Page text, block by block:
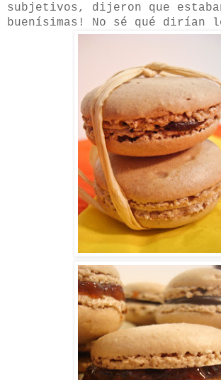
subjetivos, dijeron que
buenísimas! No sé qué dirían